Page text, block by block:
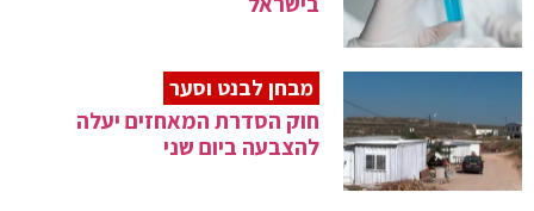
מבחן לבנט וסער
חוק הסדרת המאחזים יעלה
להצבעה ביום שני